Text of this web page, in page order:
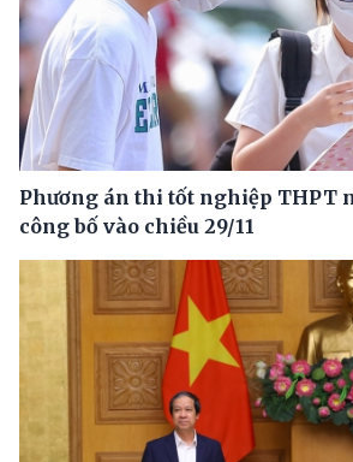
Phương án thi tốt nghiệp THPT
công bố vào chiều 29/11